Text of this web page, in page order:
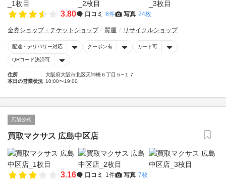
3.80 口コミ 6件 写真 24枚
金券ショップ・チケットショップ 質屋 リサイクルショップ
配達・デリバリー対応 クーポン有 カード可
QRコード決済可
住所
大阪府大阪市北区天神橋６丁目５−１７
本日の営業状況 10:00〜19:00
店舗公式
買取マクサス 広島中区店
3.16 口コミ 1件 写真 7枚